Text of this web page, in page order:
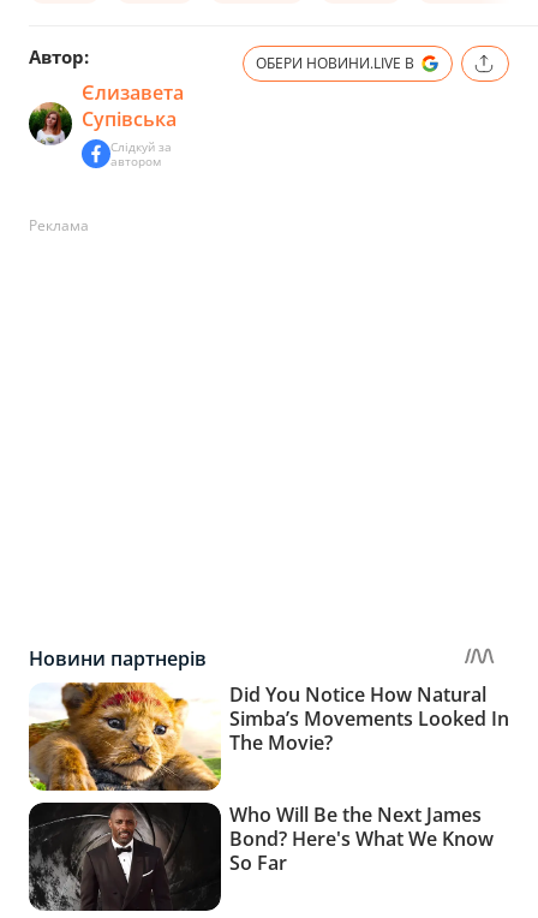
Автор:
Єлизавета
Супівська
Слідкуй за
автором
ОБЕРИ НОВИНИ.LIVE В
Реклама